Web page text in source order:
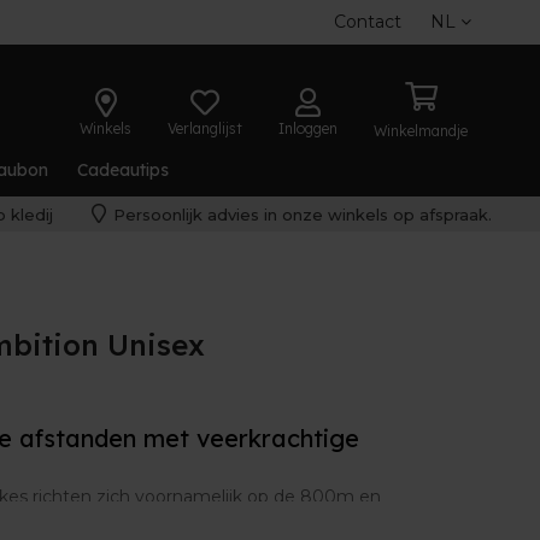
Contact NL
Winkels Verlanglijst Inloggen Winkelmandje
Cadeautips
kledij Persoonlijk advies in onze winkels op afspraak.
Unisex
afstanden met veerkrachtige
richten zich voornamelijk op de 800m en
is nieuw ontworpen en zorgt voor een